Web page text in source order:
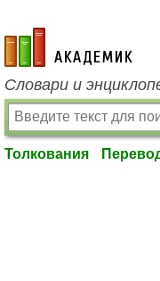
academic.ru
Словари и
Толкования